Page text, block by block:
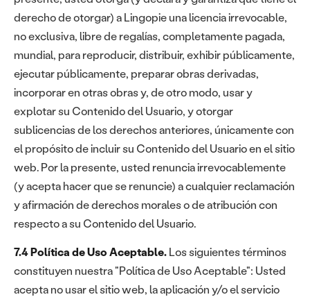
derecho de otorgar) a Lingopie una licencia irrevocable,
no exclusiva, libre de regalías, completamente pagada,
mundial, para reproducir, distribuir, exhibir públicamente,
ejecutar públicamente, preparar obras derivadas,
incorporar en otras obras y, de otro modo, usar y
explotar su Contenido del Usuario, y otorgar
sublicencias de los derechos anteriores, únicamente con
el propósito de incluir su Contenido del Usuario en el sitio
web. Por la presente, usted renuncia irrevocablemente
(y acepta hacer que se renuncie) a cualquier reclamación
y afirmación de derechos morales o de atribución con
respecto a su Contenido del Usuario.
7.4 Política de Uso Aceptable.Los siguientes términos
constituyen nuestra "Política de Uso Aceptable": Usted
acepta no usar el sitio web, la aplicación y/o el servicio